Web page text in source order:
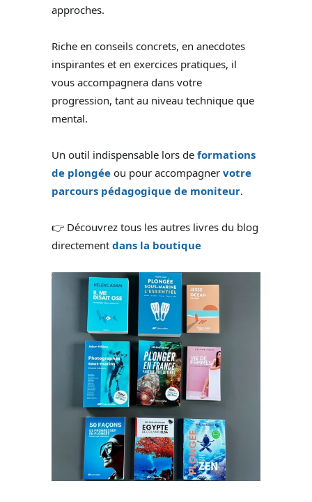
approches.
Riche en conseils concrets, en anecdotes
inspirantes et en exercices pratiques, il
vous accompagnera dans votre
progression, tant au niveau technique que
mental.
Un outil indispensable lors de formations
de plongée ou pour accompagner votre
parcours pédagogique de moniteur.
👉 Découvrez tous les autres livres du blog
directement dans la boutique